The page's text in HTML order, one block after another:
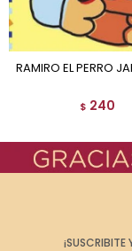
RAMIRO EL PERRO
$ 240
¡SUSCRIBITE